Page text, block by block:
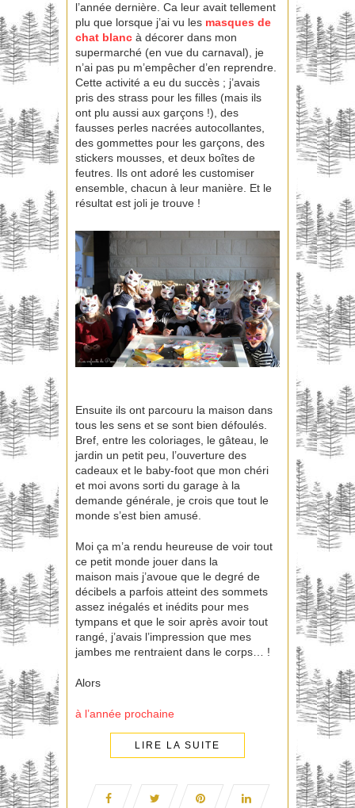
l’année dernière. Ca leur avait tellement
plu que lorsque j’ai vu les masques de
chat blanc à décorer dans mon
supermarché (en vue du carnaval), je
n’ai pas pu m’empêcher d’en reprendre.
Cette activité a eu du succès ; j’avais
pris des strass pour les filles (mais ils
ont plu aussi aux garçons !), des
fausses perles nacrées autocollantes,
des gommettes pour les garçons, des
stickers mousses, et deux boîtes de
feutres. Ils ont adoré les customiser
ensemble, chacun à leur manière. Et le
résultat est joli je trouve !
Ensuite ils ont parcouru la maison dans
tous les sens et se sont bien défoulés.
Bref, entre les coloriages, le gâteau, le
jardin un petit peu, l’ouverture des
cadeaux et le baby-foot que mon chéri
et moi avons sorti du garage à la
demande générale, je crois que tout le
monde s’est bien amusé.
Moi ça m’a rendu heureuse de voir tout
ce petit monde jouer dans la
maison mais j’avoue que le degré de
décibels a parfois atteint des sommets
assez inégalés et inédits pour mes
tympans et que le soir après avoir tout
rangé, j’avais l’impression que mes
jambes me rentraient dans le corps… !
Alors
à l’année prochaine
LIRE LA SUITE